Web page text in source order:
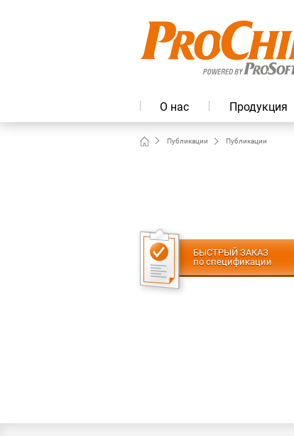
О нас Продукция
Публикации Публикации
БЫСТРЫЙ ЗАКАЗ
по спецификации